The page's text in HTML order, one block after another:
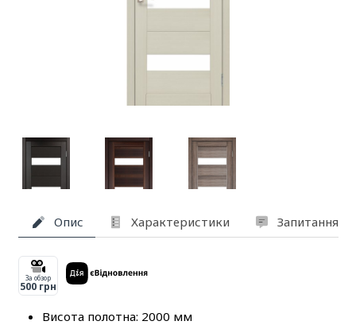
Опис Характеристики Запитання
За обзор
500 грн
Висота полотна: 2000 мм